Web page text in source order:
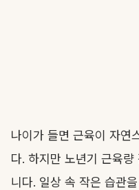
나이가 들면 근육이 자연
다. 하지만 노년기 근육
니다. 일상 속 작은 습관